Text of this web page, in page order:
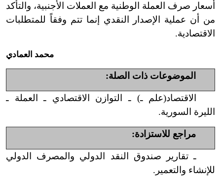
أسعار صرف العملة الوطنية مع العملات الأجنبية، والتأكد
من أن عملية الإصدار النقدي إنما تتم وفقاً للمتطلبات
الاقتصادية.
محمد العمادي
الموضوعات ذات الصلة:
الاقتصاد(علم ـ) ـ التوازن الاقتصادي ـ العملة ـ
الليرة السورية.
مراجع للاستزادة:
ـ تقارير صندوق النقد الدولي والمصرف الدولي
للإنشاء والتعمير.